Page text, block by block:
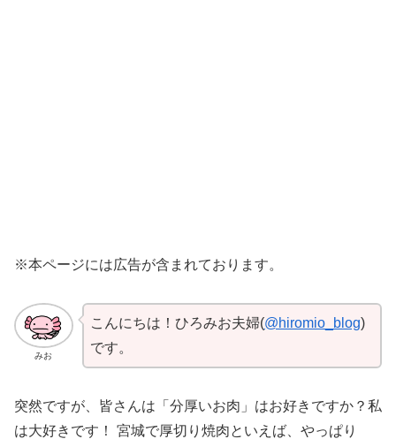
※本ページには広告が含まれております。
みお
こんにちは！ひろみお夫婦(@hiromio_blog)
です。
突然ですが、皆さんは「分厚いお肉」はお好きですか？私
は大好きです！ 宮城で厚切り焼肉といえば、やっぱり